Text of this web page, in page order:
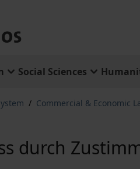
Social Sciences
/ Commercial & Economic
durch